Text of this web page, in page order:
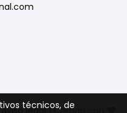
técnicos, de